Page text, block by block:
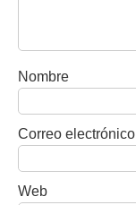
Nombre
Correo electrónico
Web